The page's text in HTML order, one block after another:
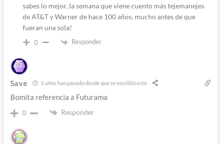
sabes lo mejor, la semana que viene cuento más tejemanejes
de AT&T y Warner de hace 100 años, mucho antes de que
fueran una sola!
0 Responder
Save 5 años han pasado desde que se escribió esto
Bomita referencia a Futurama
0 Responder